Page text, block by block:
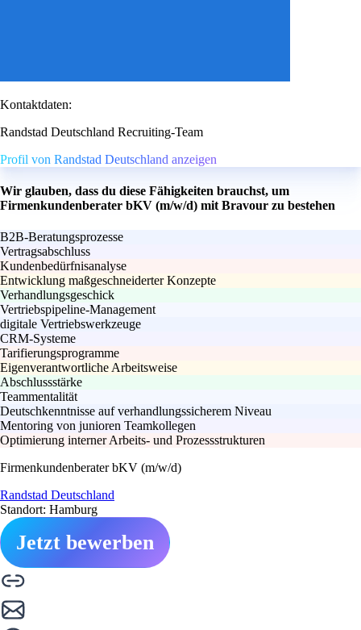
Kontaktdaten:
Randstad Deutschland Recruiting-Team
Profil von Randstad Deutschland anzeigen
Wir glauben, dass du diese Fähigkeiten brauchst, um
Firmenkundenberater bKV (m/w/d) mit Bravour zu bestehen
B2B-Beratungsprozesse
Vertragsabschluss
Kundenbedürfnisanalyse
Entwicklung maßgeschneiderter Konzepte
Verhandlungsgeschick
Vertriebspipeline-Management
digitale Vertriebswerkzeuge
CRM-Systeme
Tarifierungsprogramme
Eigenverantwortliche Arbeitsweise
Abschlussstärke
Teammentalität
Deutschkenntnisse auf verhandlungssicherem Niveau
Mentoring von junioren Teamkollegen
Optimierung interner Arbeits- und Prozessstrukturen
Firmenkundenberater bKV (m/w/d)
Randstad Deutschland
Standort: Hamburg
Jetzt bewerben